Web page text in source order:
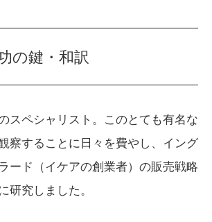
の鍵・和訳
スペシャリスト。このとても有名な
察することに日々を費やし、イング
ード（イケアの創業者）の販売戦略
研究しました。